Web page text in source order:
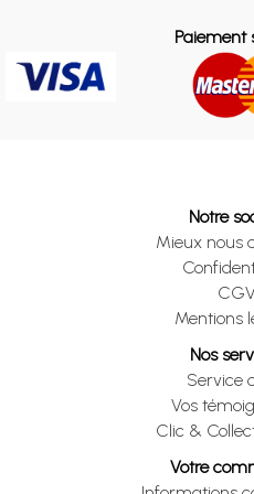
Paiement
Notre
Mieux nous
Mentions
Nos
Service
Vos
Clic &
Votre